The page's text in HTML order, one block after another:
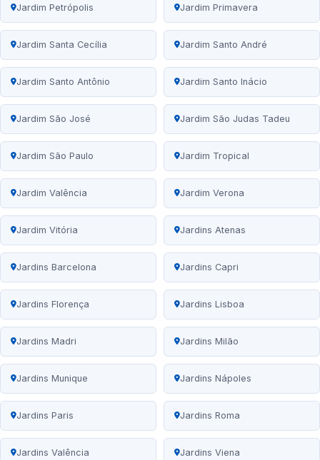
Jardim Petrópolis Jardim Primavera
Jardim Santa Cecília Jardim Santo André
Jardim Santo Antônio Jardim Santo Inácio
Jardim São José Jardim São Judas Tadeu
Jardim São Paulo Jardim Tropical
Jardim Valência Jardim Verona
Jardim Vitória Jardins Atenas
Jardins Barcelona Jardins Capri
Jardins Florença Jardins Lisboa
Jardins Madri Jardins Milão
Jardins Munique Jardins Nápoles
Jardins Paris Jardins Roma
Jardins Valência Jardins Viena